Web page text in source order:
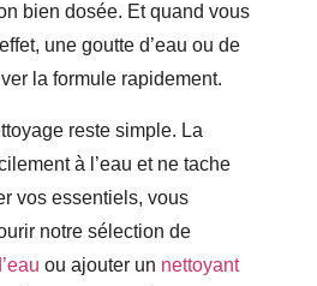
bien dosée. Et quand vous
une goutte d’eau ou de
la formule rapidement.
reste simple. La
à l’eau et ne tache
vos essentiels, vous
notre sélection de
ou ajouter un nettoyant